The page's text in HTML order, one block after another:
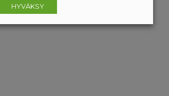
HYVÄKSY